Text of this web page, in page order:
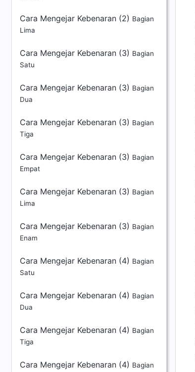
Cara Mengejar Kebenaran (2) Bagian
Lima
Cara Mengejar Kebenaran (3) Bagian
Satu
Cara Mengejar Kebenaran (3) Bagian
Dua
Cara Mengejar Kebenaran (3) Bagian
Tiga
Cara Mengejar Kebenaran (3) Bagian
Empat
Cara Mengejar Kebenaran (3) Bagian
Lima
Cara Mengejar Kebenaran (3) Bagian
Enam
Cara Mengejar Kebenaran (4) Bagian
Satu
Cara Mengejar Kebenaran (4) Bagian
Dua
Cara Mengejar Kebenaran (4) Bagian
Tiga
Cara Mengejar Kebenaran (4) Bagian